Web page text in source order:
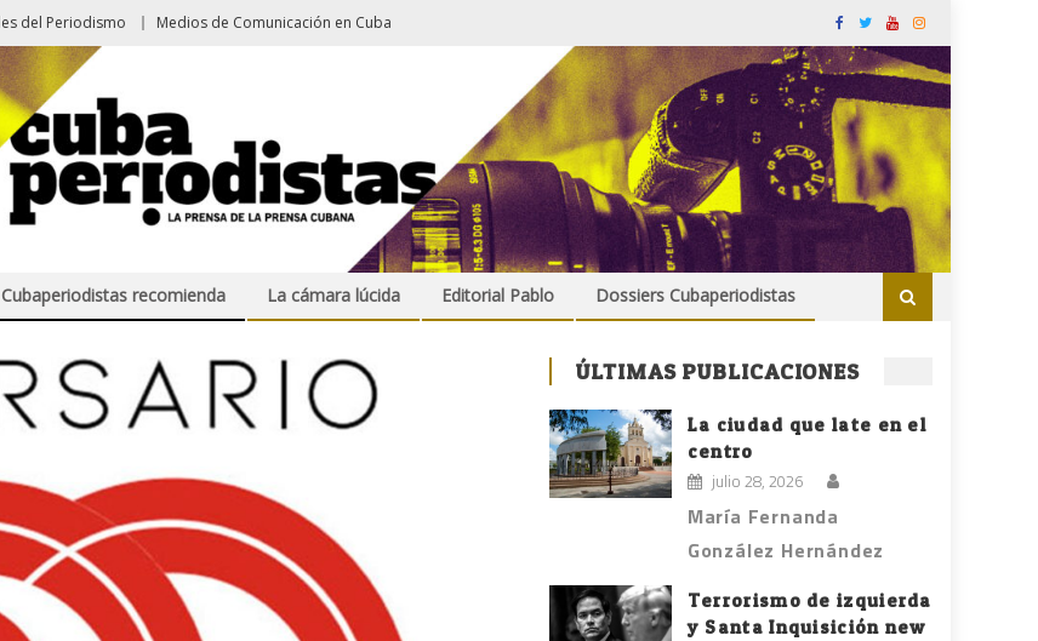
del Periodismo Medios de Comunicación en Cuba
Cubaperiodistas recomienda La cámara lúcida Editorial Pablo Dossiers Cubaperiodistas
ÚLTIMAS PUBLICACIONES
La ciudad que late en el
centro
julio 28, 2026
María Fernanda
González Hernández
Terrorismo de izquierda
y Santa Inquisición new